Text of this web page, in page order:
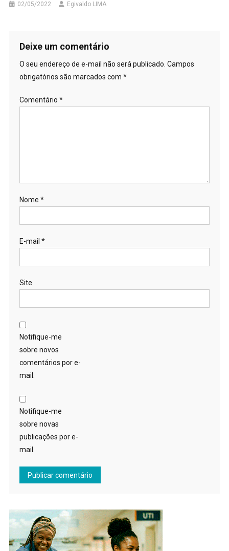
02/05/2022 Egivaldo LIMA
Deixe um comentário
O seu endereço de e-mail não será publicado. Campos
obrigatórios são marcados com *
Comentário *
Nome *
E-mail *
Site
Notifique-me
sobre novos
comentários por e-
mail.
Notifique-me
sobre novas
publicações por e-
mail.